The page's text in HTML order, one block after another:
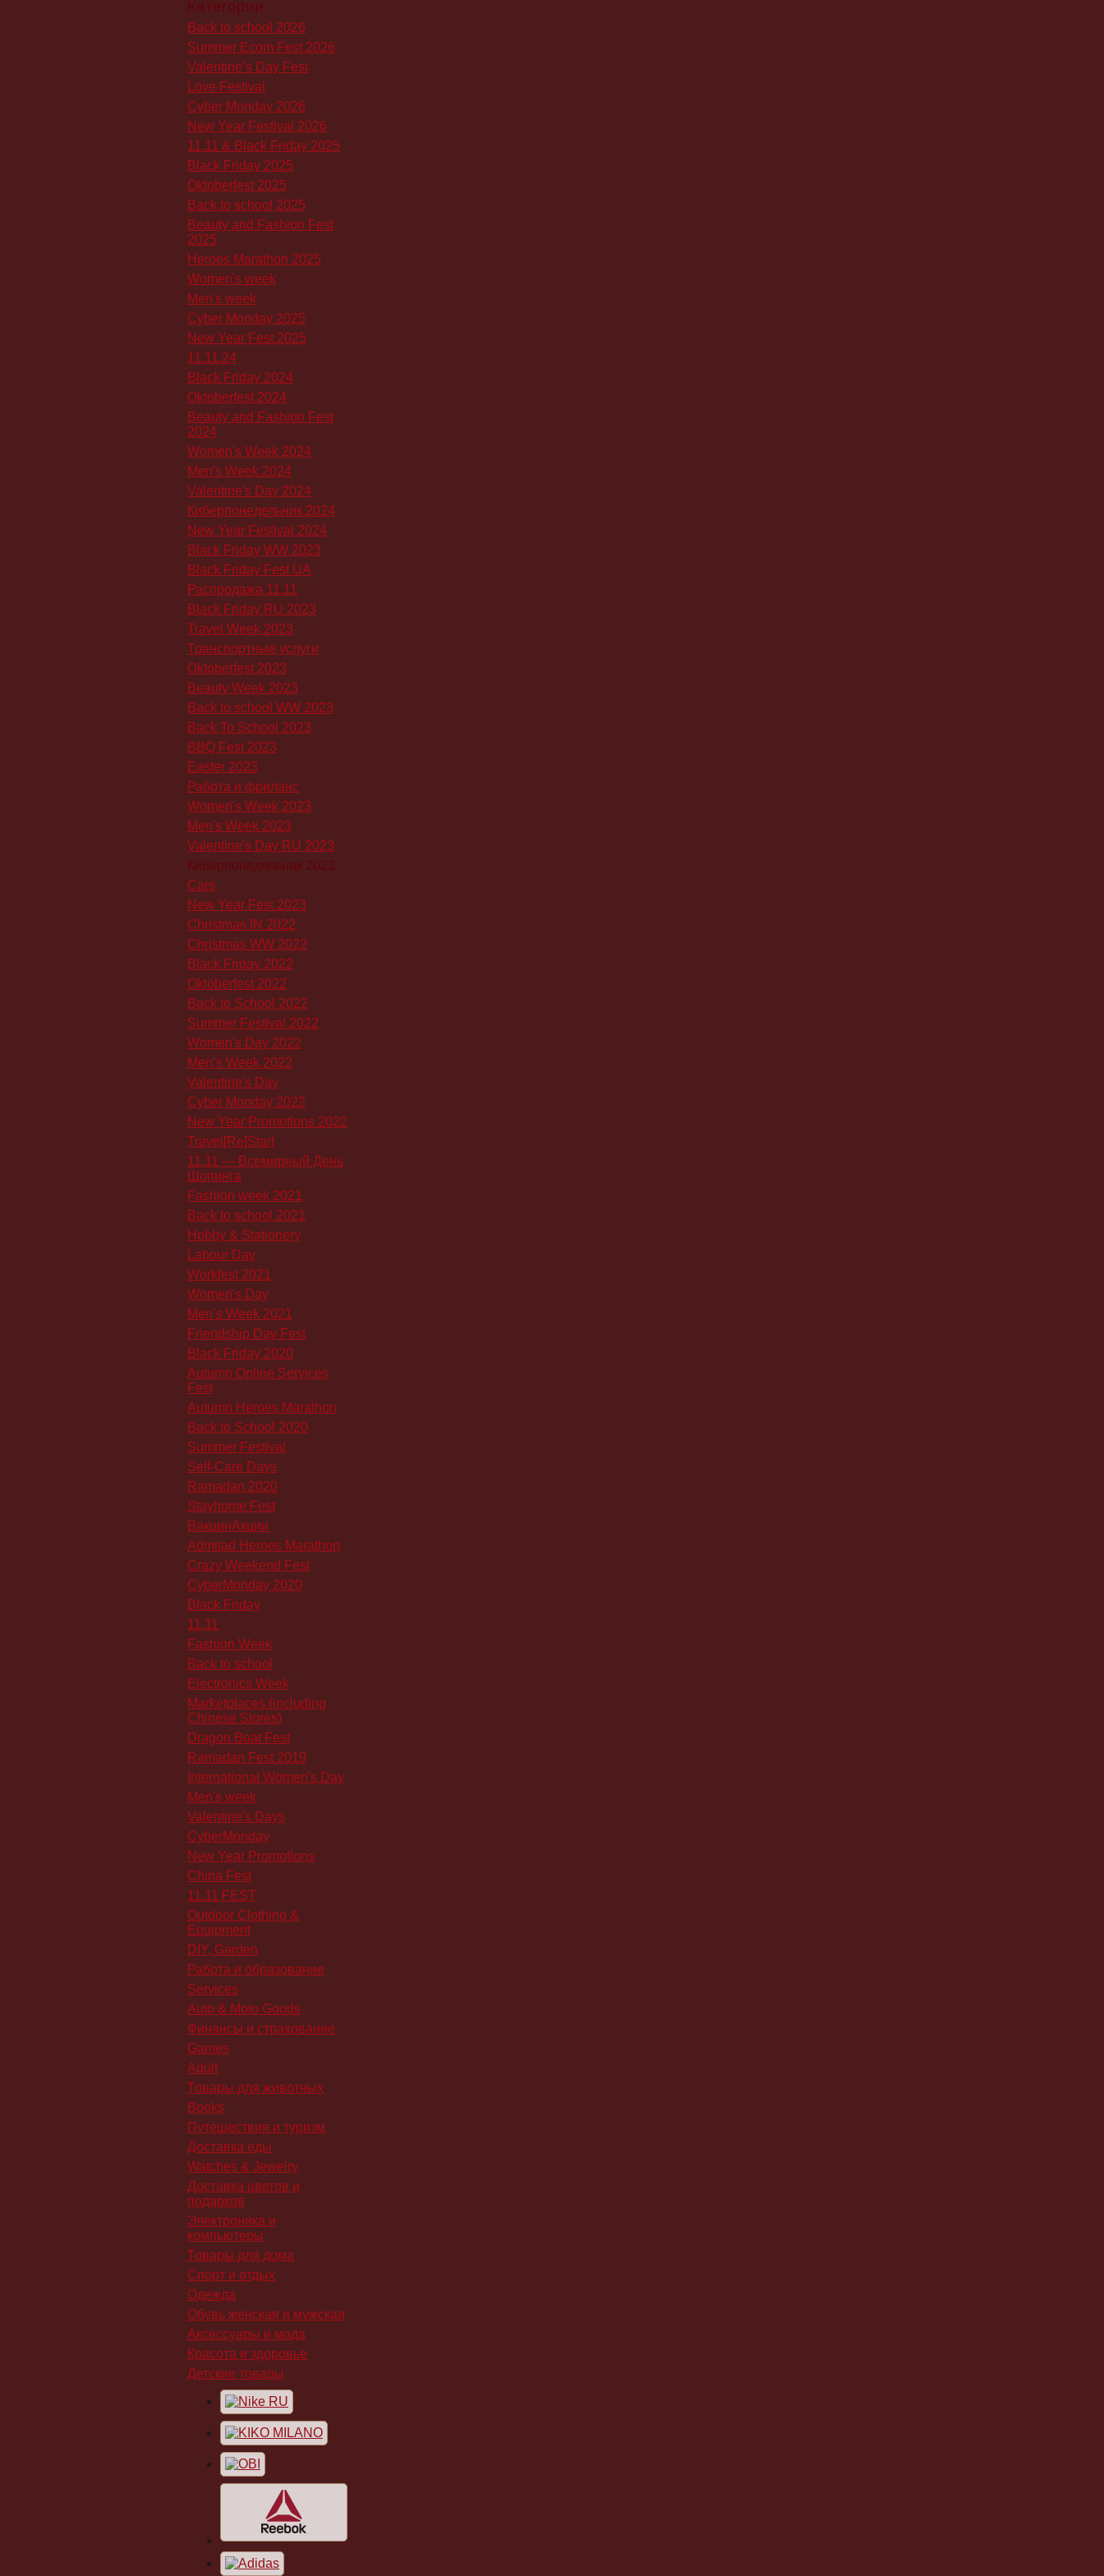
Категории
Back to school 2026
Summer Ecom Fest 2026
Valentine’s Day Fest
Love Festival
Cyber Monday 2026
New Year Festival 2026
11.11 & Black Friday 2025
Black Friday 2025
Oktoberfest 2025
Back to school 2025
Beauty and Fashion Fest
2025
Heroes Marathon 2025
Women's week
Men's week
Cyber Monday 2025
New Year Fest 2025
11.11.24
Black Friday 2024
Oktoberfest 2024
Beauty and Fashion Fest
2024
Women's Week 2024
Men's Week 2024
Valentine's Day 2024
Киберпонедельник 2024
New Year Festival 2024
Black Friday WW 2023
Black Friday Fest UA
Распродажа 11.11
Black Friday RU 2023
Travel Week 2023
Транспортные услуги
Oktoberfest 2023
Beauty Week 2023
Back to school WW 2023
Back To School 2023
BBQ Fest 2023
Easter 2023
Работа и фриланс
Women's Week 2023
Men's Week 2023
Valentine's Day RU 2023
Киберпонедельник 2023
Cars
New Year Fest 2023
Christmas IN 2022
Christmas WW 2022
Black Friday 2022
Oktoberfest 2022
Back to School 2022
Summer Festival 2022
Women's Day 2022
Men’s Week 2022
Valentine's Day
Cyber Monday 2022
New Year Promotions 2022
Travel[Re]Start
11.11 — Всемирный День
Шопинга
Fashion week 2021
Back to school 2021
Hobby & Stationery
Labour Day
Workfest 2021
Women's Day
Men’s Week 2021
Friendship Day Fest
Black Friday 2020
Autumn Online Services
Fest
Autumn Heroes Marathon
Back to School 2020
Summer Festival
Self-Care Days
Ramadan 2020
Stayhome Fest
ВакцинАкции
Admitad Heroes Marathon
Crazy Weekend Fest
CyberMonday 2020
Black Friday
11.11
Fashion Week
Back to school
Electronics Week
Marketplaces (including
Chinese Stores)
Dragon Boat Fest
Ramadan Fest 2019
International Women's Day
Men's week
Valentine's Days
CyberMonday
New Year Promotions
China Fest
11.11 FEST
Outdoor Clothing &
Equipment
DIY, Garden
Работа и образование
Services
Auto & Moto Goods
Финансы и страхование
Games
Adult
Товары для животных
Books
Путешествия и туризм
Доставка еды
Watches & Jewelry
Доставка цветов и
подарков
Электроника и
компьютеры
Товары для дома
Спорт и отдых
Одежда
Обувь женская и мужская
Аксессуары и мода
Красота и здоровье
Детские товары